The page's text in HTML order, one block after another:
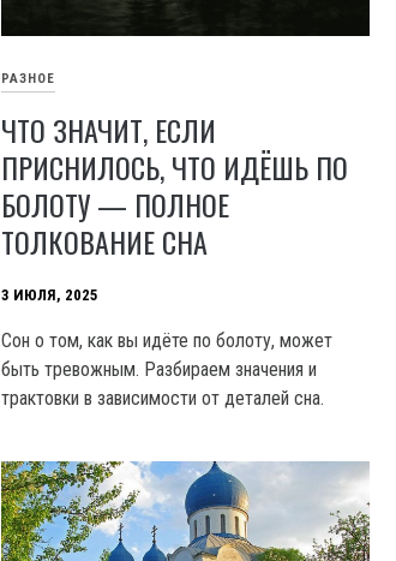
РАЗНОЕ
ЧТО ЗНАЧИТ, ЕСЛИ
ПРИСНИЛОСЬ, ЧТО ИДЁШЬ ПО
БОЛОТУ — ПОЛНОЕ
ТОЛКОВАНИЕ СНА
3 ИЮЛЯ, 2025
Сон о том, как вы идёте по болоту, может
быть тревожным. Разбираем значения и
трактовки в зависимости от деталей сна.